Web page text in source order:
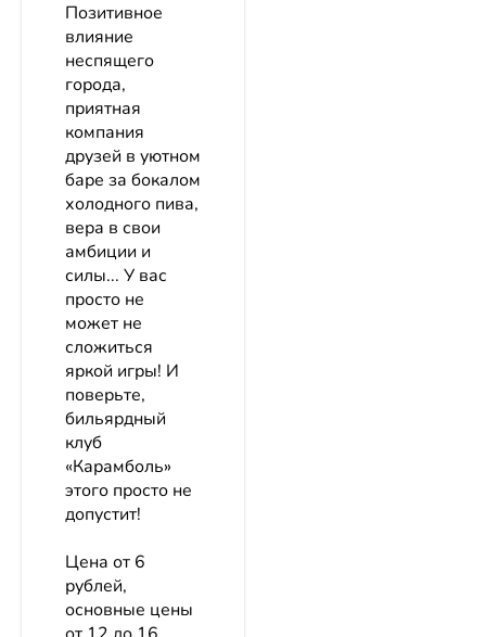
Позитивное
влияние
неспящего
города,
приятная
компания
друзей в уютном
баре за бокалом
холодного пива,
вера в свои
амбиции и
силы... У вас
просто не
может не
сложиться
яркой игры! И
поверьте,
бильярдный
клуб
«Карамболь»
этого просто не
допустит!
Цена от 6
рублей,
основные цены